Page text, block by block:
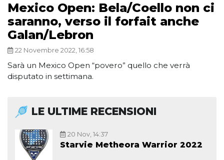
Mexico Open: Bela/Coello non ci
saranno, verso il forfait anche
Galan/Lebron
22 Novembre 2022, 16:58
Sarà un Mexico Open “povero” quello che verrà
disputato in settimana.
LE ULTIME RECENSIONI
20 Nov, 14:37
Starvie Metheora Warrior 2022